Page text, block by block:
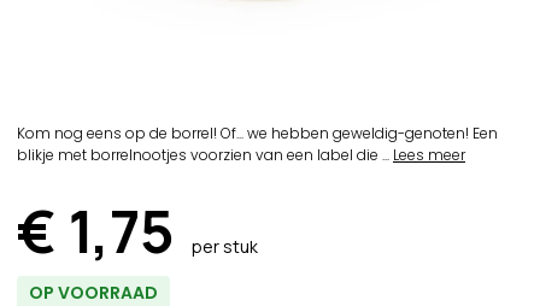
Kom nog eens op de borrel! Of... we hebben geweldig-genoten! Een
blikje met borrelnootjes voorzien van een label die ... Lees meer
€ 1,75 per stuk
OP VOORRAAD